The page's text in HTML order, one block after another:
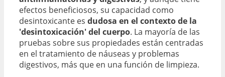
efectos beneficiosos, su capacidad como
desintoxicante es dudosa en el contexto de la
'desintoxicación' del cuerpo. La mayoría de las
pruebas sobre sus propiedades están centradas
en el tratamiento de náuseas y problemas
digestivos, más que en una función de limpieza.